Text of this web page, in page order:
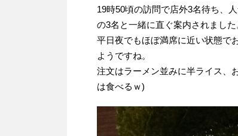
19時50頃の訪問で店外3名待ち、
の3名と一緒に直ぐ案内されました
平日夜でもほぼ満席に近い状態で
ようですね。
注文はラーメン並みに半ライス、
は食べるｗ)